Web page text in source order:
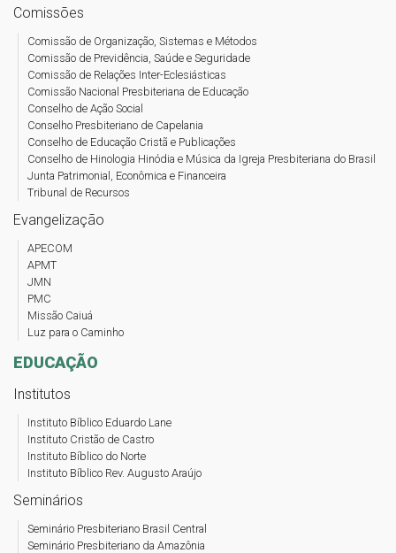
Comissões
Comissão de Organização, Sistemas e Métodos
Comissão de Previdência, Saúde e Seguridade
Comissão de Relações Inter-Eclesiásticas
Comissão Nacional Presbiteriana de Educação
Conselho de Ação Social
Conselho Presbiteriano de Capelania
Conselho de Educação Cristã e Publicações
Conselho de Hinologia Hinódia e Música da Igreja Presbiteriana do Brasil
Junta Patrimonial, Econômica e Financeira
Tribunal de Recursos
Evangelização
APECOM
APMT
JMN
PMC
Missão Caiuá
Luz para o Caminho
EDUCAÇÃO
Institutos
Instituto Bíblico Eduardo Lane
Instituto Cristão de Castro
Instituto Bíblico do Norte
Instituto Bíblico Rev. Augusto Araújo
Seminários
Seminário Presbiteriano Brasil Central
Seminário Presbiteriano da Amazônia